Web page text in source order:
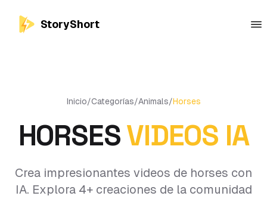
StoryShort
Inicio/Categorías/Animals/Horses
HORSESVIDEOS IA
Crea impresionantes videos de horses con
IA. Explora 4+ creaciones de la comunidad